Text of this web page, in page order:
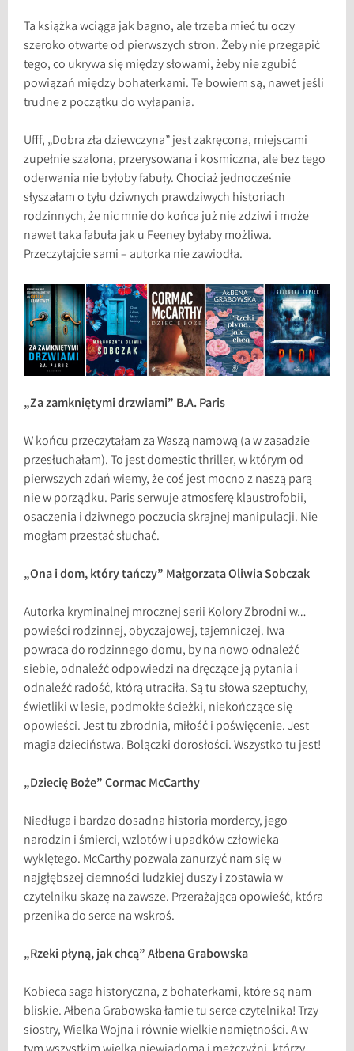
Ta książka wciąga jak bagno, ale trzeba mieć tu oczy
szeroko otwarte od pierwszych stron. Żeby nie przegapić
tego, co ukrywa się między słowami, żeby nie zgubić
powiązań między bohaterkami. Te bowiem są, nawet jeśli
trudne z początku do wyłapania.
Ufff, „Dobra zła dziewczyna” jest zakręcona, miejscami
zupełnie szalona, przerysowana i kosmiczna, ale bez tego
oderwania nie byłoby fabuły. Chociaż jednocześnie
słyszałam o tyłu dziwnych prawdziwych historiach
rodzinnych, że nic mnie do końca już nie zdziwi i może
nawet taka fabuła jak u Feeney byłaby możliwa.
Przeczytajcie sami – autorka nie zawiodła.
„Za zamkniętymi drzwiami” B.A. Paris
W końcu przeczytałam za Waszą namową (a w zasadzie
przesłuchałam). To jest domestic thriller, w którym od
pierwszych zdań wiemy, że coś jest mocno z naszą parą
nie w porządku. Paris serwuje atmosferę klaustrofobii,
osaczenia i dziwnego poczucia skrajnej manipulacji. Nie
mogłam przestać słuchać.
„Ona i dom, który tańczy” Małgorzata Oliwia Sobczak
Autorka kryminalnej mrocznej serii Kolory Zbrodni w…
powieści rodzinnej, obyczajowej, tajemniczej. Iwa
powraca do rodzinnego domu, by na nowo odnaleźć
siebie, odnaleźć odpowiedzi na dręczące ją pytania i
odnaleźć radość, którą utraciła. Są tu słowa szeptuchy,
świetliki w lesie, podmokłe ścieżki, niekończące się
opowieści. Jest tu zbrodnia, miłość i poświęcenie. Jest
magia dzieciństwa. Bolączki dorosłości. Wszystko tu jest!
„Dziecię Boże” Cormac McCarthy
Niedługa i bardzo dosadna historia mordercy, jego
narodzin i śmierci, wzlotów i upadków człowieka
wyklętego. McCarthy pozwala zanurzyć nam się w
najgłębszej ciemności ludzkiej duszy i zostawia w
czytelniku skazę na zawsze. Przerażająca opowieść, która
przenika do serce na wskroś.
„Rzeki płyną, jak chcą” Ałbena Grabowska
Kobieca saga historyczna, z bohaterkami, które są nam
bliskie. Ałbena Grabowska łamie tu serce czytelnika! Trzy
siostry, Wielka Wojna i równie wielkie namiętności. A w